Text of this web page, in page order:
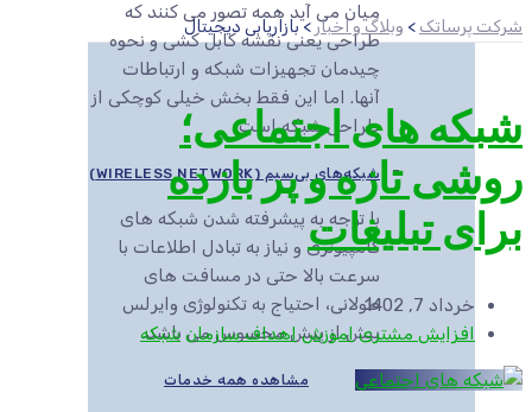
میان می آید همه تصور می کنند که
طراحی یعنی نقشه کابل کشی و نحوه
چیدمان تجهیزات شبکه و ارتباطات
آنها. اما این فقط بخش خیلی کوچکی از
طراحی شبکه است.
شبکه‌های بی‌سیم (WIRELESS NETWORK)
با توجه به پیشرفته شدن شبکه های
کامپیوتری و نیاز به تبادل اطلاعات با
سرعت بالا حتی در مسافت های
طولانی، احتیاج به تکنولوژی وایرلس
بیش از پیش محسوس می باشد.
مشاهده همه خدمات
شرکت پرساتک > وبلاگ و اخبار >بازاریابی دیجیتال
شبکه های اجتماعی؛
روشی تازه و پر بازده
برای تبلیغات
خرداد 7, 1402
افزایش مشتری اموزش اهداف سازمان شبکه